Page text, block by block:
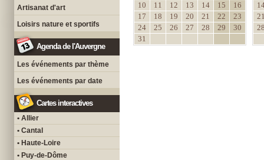
Artisanat d'art
Loisirs nature et sportifs
Agenda de l'Auvergne
Les événements par thème
Les événements par date
Cartes interactives
• Allier
• Cantal
• Haute-Loire
• Puy-de-Dôme
10
11 12 13 14 15
16
17
18 19 20 21 22
23
24
25 26 27 28 29
30
31